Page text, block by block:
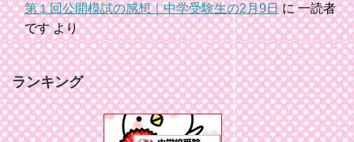
第１回公開模試の感想｜中学受験生の2月9日に一読者
ですより
ランキング